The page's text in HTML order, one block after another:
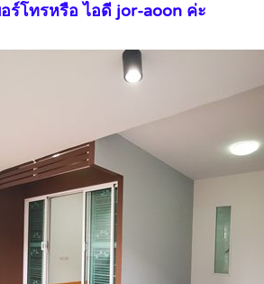
ร์โทรหรือ ไอดี jor-aoon ค่ะ